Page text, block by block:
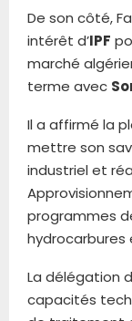
De son côté,
intérêt d’IPF
marché
terme avec
Il a affirmé la
mettre son
industriel et
programmes
hydrocarbures
La délégation
capacités